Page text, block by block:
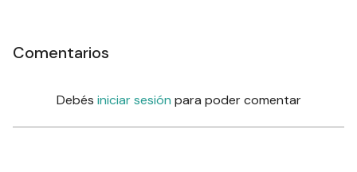
Comentarios
Debés iniciar sesión para poder comentar